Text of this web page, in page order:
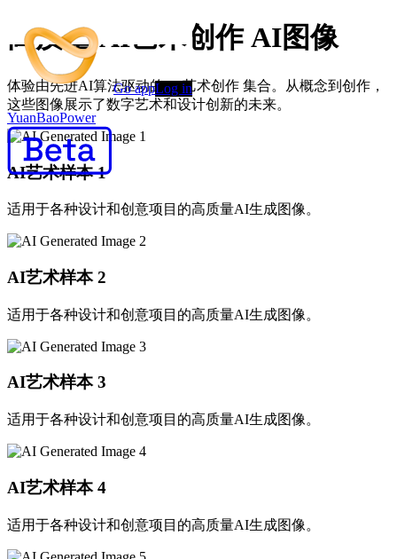
YuanBaoPower
Go appLog in
高质量 AI艺术创作 AI图像
体验由先进AI算法驱动的 AI艺术创作 集合。从概念到创作，
这些图像展示了数字艺术和设计创新的未来。
AI艺术样本 1
适用于各种设计和创意项目的高质量AI生成图像。
AI艺术样本 2
适用于各种设计和创意项目的高质量AI生成图像。
AI艺术样本 3
适用于各种设计和创意项目的高质量AI生成图像。
AI艺术样本 4
适用于各种设计和创意项目的高质量AI生成图像。